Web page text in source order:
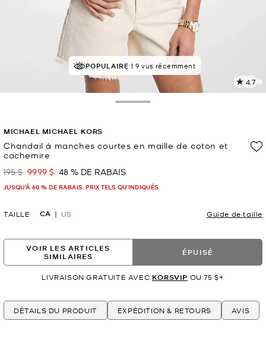
À SUCCÈS! Classé 5 étoiles par 89 % des clients
POPULAIRE ! 9 vus récemment
4.7
MICHAEL MICHAEL KORS
Chandail à manches courtes en maille de coton et
cachemire
était
195 $ maintenant
99.99 $ 48 % DE RABAIS
JUSQU’À 60 % DE RABAIS. PRIX TELS QU'INDIQUÉS
TAILLE CA US Guide de taille
VOIR LES ARTICLES
SIMILAIRES
ÉPUISÉ
LIVRAISON GRATUITE AVEC KORSVIP OU 75 $+
DÉTAILS DU PRODUIT EXPÉDITION & RETOURS AVIS